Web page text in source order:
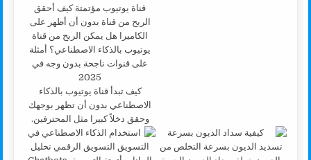
كيف تبدأ قناة يوتيوب بالذكاء
الاصطناعي بدون أن تظهر بوجهك
وحقق دخلاً كبيرا مثل المحترفين.